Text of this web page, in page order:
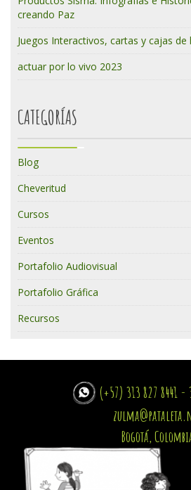
creando Paz
Juegos Interactivos, cartas y cajas
actuar por lo vivo 2023
CATEGORÍAS
Blog
Cheveritud
Cursos
Eventos
Portafolio Audiovisual
Portafolio Gráfica
Recursos
(+57) 313 827 8441 -
Bogotá,